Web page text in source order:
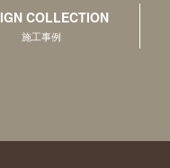
COLLECTION
施工事例